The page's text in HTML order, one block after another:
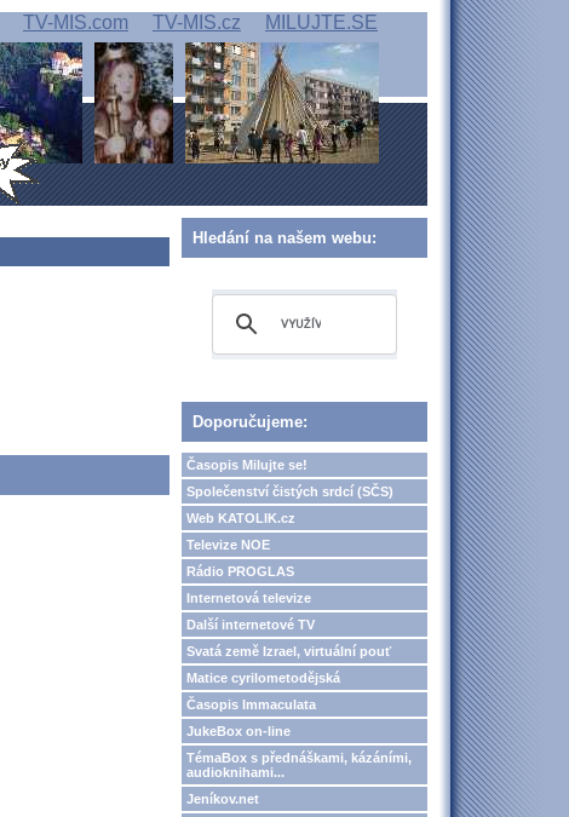
TV-MIS.com TV-MIS.cz MILUJTE.SE
Hledání na našem webu:
Doporučujeme:
Časopis Milujte se!
Společenství čistých srdcí (SČS)
Web KATOLIK.cz
Televize NOE
Rádio PROGLAS
Internetová televize
Další internetové TV
Svatá země Izrael, virtuální pouť
Matice cyrilometodějská
Časopis Immaculata
JukeBox on-line
TémaBox s přednáškami, kázáními,
audioknihami...
Jeníkov.net